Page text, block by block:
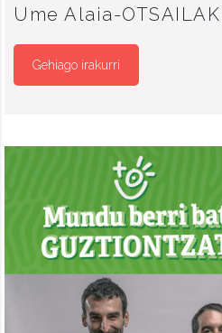
Ume Alaia-OTSAILAK
Gehiago irakurri